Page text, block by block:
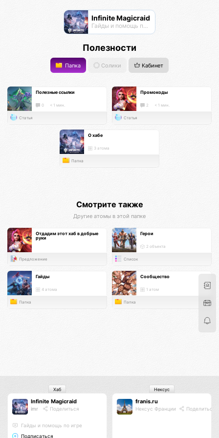
Infinite Magicraid
Гайды и помощь по игре
Полезности
Папка Солики Кабинет
Полезные ссылки
0 < 1 мин.
Статья
Промокоды
2 < 1 мин.
Статья
О хабе
3 атома
Папка
Смотрите также
Другие атомы в этой папке
Отдадим этот хаб в добрые
руки
Предложение
Герои
2 объекта
Список
Гайды
4 атома
Папка
Сообщество
1 атом
Папка
Infinite Magicraid
imr Поделиться
Гайды и помощь по игре
Подписаться
Хаб
franis.ru
Нексус Франции Поделиться
Нексус